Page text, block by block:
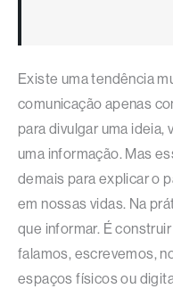
Existe uma tendência
comunicação apenas
para divulgar uma
uma informação. Mas
demais para explicar o
em nossas vidas. Na
que informar. É
falamos, escrevemos,
espaços físicos ou